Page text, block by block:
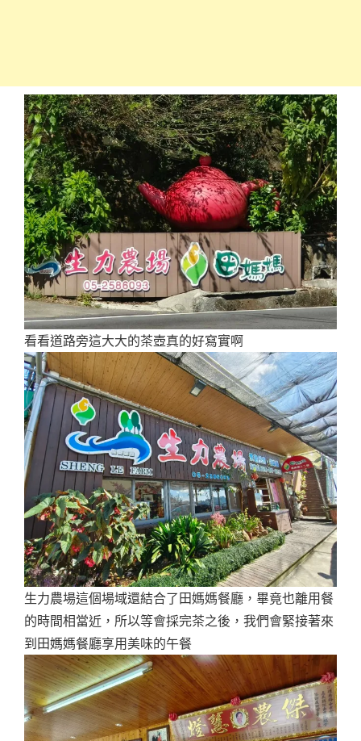
看看道路旁這大大的茶壺真的好寫實啊
生力農場這個場域還結合了田媽媽餐廳，畢竟也離用餐
的時間相當近，所以等會採完茶之後，我們會緊接著來
到田媽媽餐廳享用美味的午餐